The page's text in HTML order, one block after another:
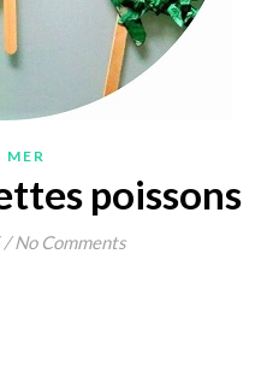
MER
poissons
/ No Comments